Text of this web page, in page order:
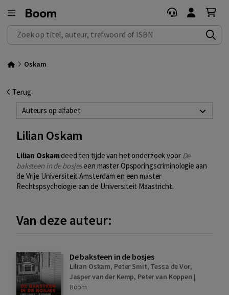
Zoek op titel, auteur, trefwoord of ISBN
Oskam
Terug
Auteurs op alfabet
Lilian Oskam
Lilian Oskamdeed ten tijde van het onderzoek voor De
baksteen in de bosjeseen master Opsporingscriminologie aan
de Vrije Universiteit Amsterdam en een master
Rechtspsychologie aan de Universiteit Maastricht.
Van deze auteur:
De baksteen in de bosjes
Lilian Oskam, Peter Smit, Tessa de Vor,
Jasper van der Kemp, Peter van Koppen |
Boom